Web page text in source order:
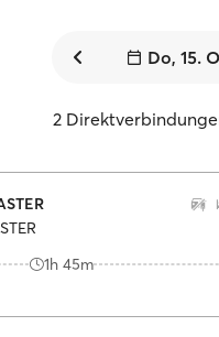
Do, 15.
2
1h 45m